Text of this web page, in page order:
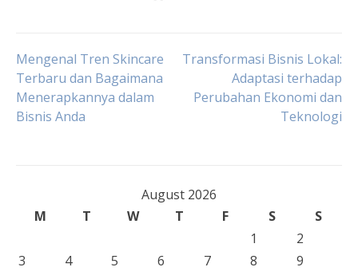
Post
navigation
Mengenal Tren Skincare
Terbaru dan Bagaimana
Menerapkannya dalam
Bisnis Anda
Transformasi Bisnis Lokal:
Adaptasi terhadap
Perubahan Ekonomi dan
Teknologi
August 2026
M
T W T F S
S
1
2
3
4 5 6 7 8
9